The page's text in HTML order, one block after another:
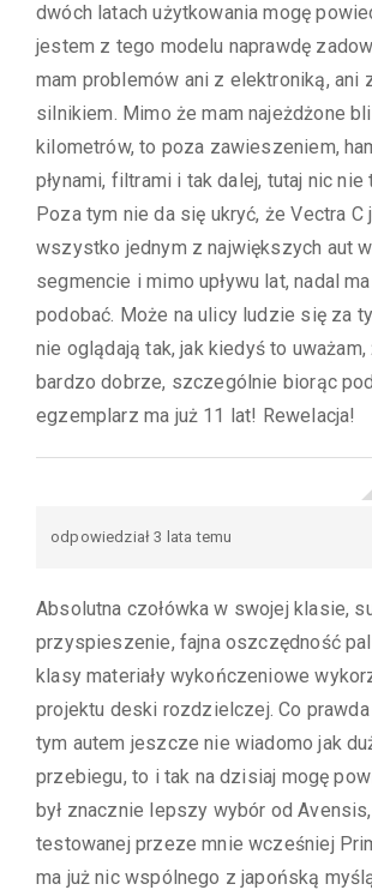
dwóch latach użytkowania mogę
jestem z tego modelu naprawdę
mam problemów ani z elektroniką, ani
silnikiem. Mimo że mam najeżdżone
kilometrów, to poza zawieszeniem,
płynami, filtrami i tak dalej, tutaj nic nie
Poza tym nie da się ukryć, że Vectra C
wszystko jednym z największych aut
segmencie i mimo upływu lat, nadal
podobać. Może na ulicy ludzie się za
nie oglądają tak, jak kiedyś to
bardzo dobrze, szczególnie biorąc
egzemplarz ma już 11 lat! Rewelacja!
odpowiedział 3 lata temu
Absolutna czołówka w swojej klasie,
przyspieszenie, fajna oszczędność
klasy materiały wykończeniowe
projektu deski rozdzielczej. Co prawda
tym autem jeszcze nie wiadomo jak
przebiegu, to i tak na dzisiaj mogę
był znacznie lepszy wybór od
testowanej przeze mnie wcześniej
ma już nic wspólnego z japońską